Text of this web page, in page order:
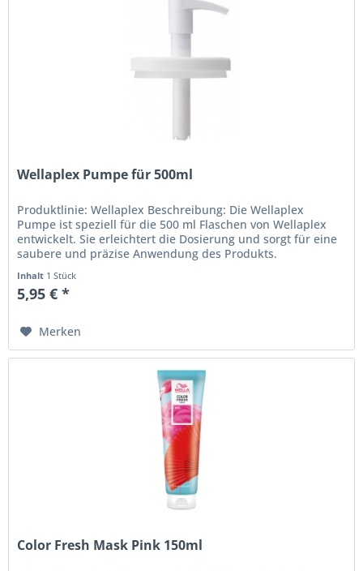
Wellaplex Pumpe für 500ml
Produktlinie: Wellaplex Beschreibung: Die Wellaplex
Pumpe ist speziell für die 500 ml Flaschen von Wellaplex
entwickelt. Sie erleichtert die Dosierung und sorgt für eine
saubere und präzise Anwendung des Produkts.
Inhalt 1 Stück
5,95 € *
Merken
Color Fresh Mask Pink 150ml